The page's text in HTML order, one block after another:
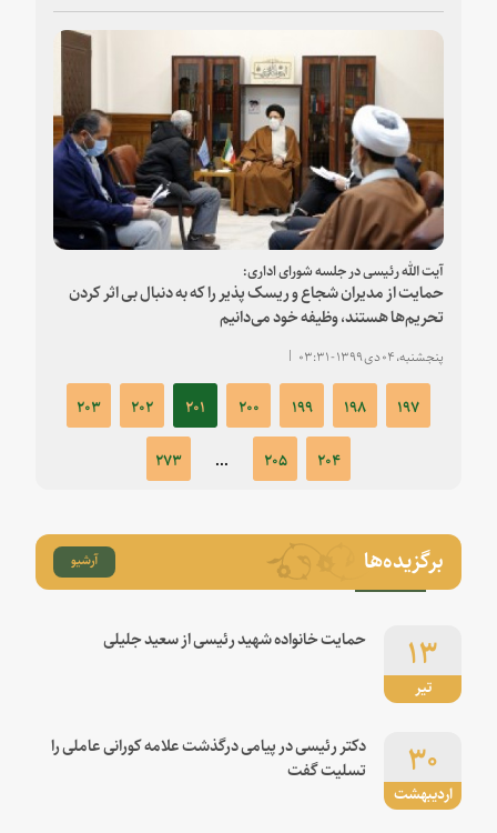
آیت الله رئیسی در جلسه شورای اداری:
حمایت از مدیران شجاع و ریسک پذیر را که به دنبال بی اثر کردن
تحریم‌ها هستند، وظیفه خود می‌دانیم
پنجشنبه، ۰۴ دی ۱۳۹۹ - ۰۳:۳۱
۱۹۷ ۱۹۸ ۱۹۹ ۲۰۰ ۲۰۱ ۲۰۲
۲۰۳
۲۰۴
۲۰۵ ... ۲۷۳
برگزیده‌ها آرشیو
تیر
۱۳ حمایت خانواده شهید رئیسی از سعید جلیلی
اردیبهشت
۳۰
دکتر رئیسی در پیامی درگذشت علامه کورانی عاملی را
تسلیت گفت